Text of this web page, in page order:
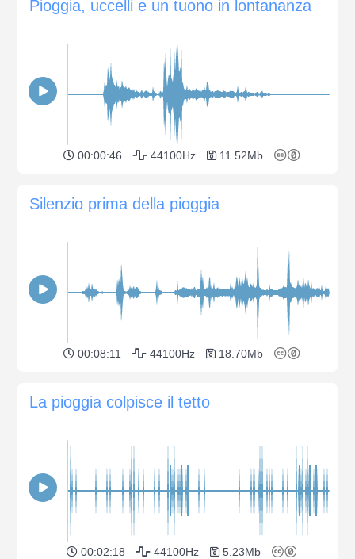
Pioggia, uccelli e un tuono in lontananza
00:00:46 44100Hz 11.52Mb
Silenzio prima della pioggia
00:08:11 44100Hz 18.70Mb
La pioggia colpisce il tetto
00:02:18 44100Hz 5.23Mb